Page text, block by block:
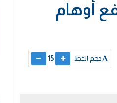
أوهام
حجم الخط 15